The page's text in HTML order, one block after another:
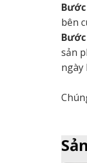
bên
sản
ngày